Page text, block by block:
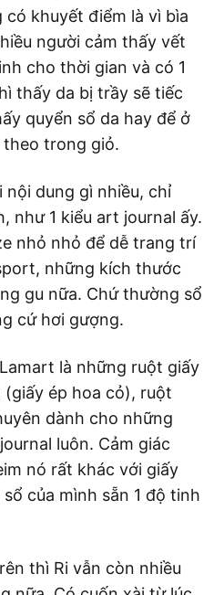
khuyết điểm là vì bìa
người cảm thấy vết
cho thời gian và có 1
thấy da bị trầy sẽ tiếc
quyển sổ da hay để ở
trong giỏ.
nội dung gì nhiều, chỉ
như 1 kiểu art journal ấy.
nhỏ nhỏ để dễ trang trí
những kích thước
gu nữa. Chứ thường sổ
cứ hơi gượng.
là những ruột giấy
ép hoa cỏ), ruột
dành cho những
luôn. Cảm giác
nó rất khác với giấy
của mình sẵn 1 độ tinh
thì Ri vẫn còn nhiều